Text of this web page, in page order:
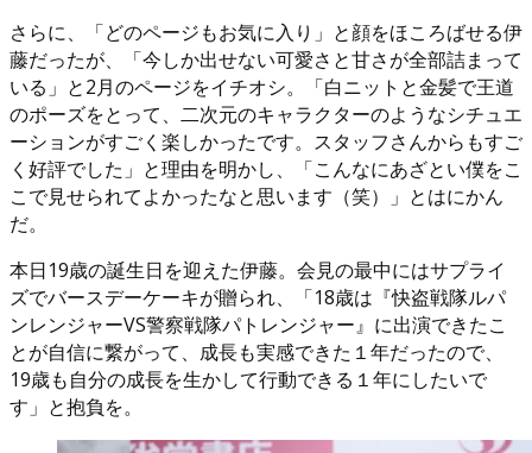
さらに、「どのページもお気に入り」と顔をほころばせる伊
藤だったが、「今しか出せない可愛さと甘さが全部詰まって
いる」と2月のページをイチオシ。「白ニットと金髪で王道
のポーズをとって、二次元のキャラクターのようなシチュエ
ーションがすごく楽しかったです。スタッフさんからもすご
く好評でした」と理由を明かし、「こんなにあざとい僕をこ
こで見せられてよかったなと思います（笑）」とはにかん
だ。
本日19歳の誕生日を迎えた伊藤。会見の最中にはサプライ
ズでバースデーケーキが贈られ、「18歳は『快盗戦隊ルパ
ンレンジャーVS警察戦隊パトレンジャー』に出演できたこ
とが自信に繋がって、成長も実感できた１年だったので、
19歳も自分の成長を生かして行動できる１年にしたいで
す」と抱負を。